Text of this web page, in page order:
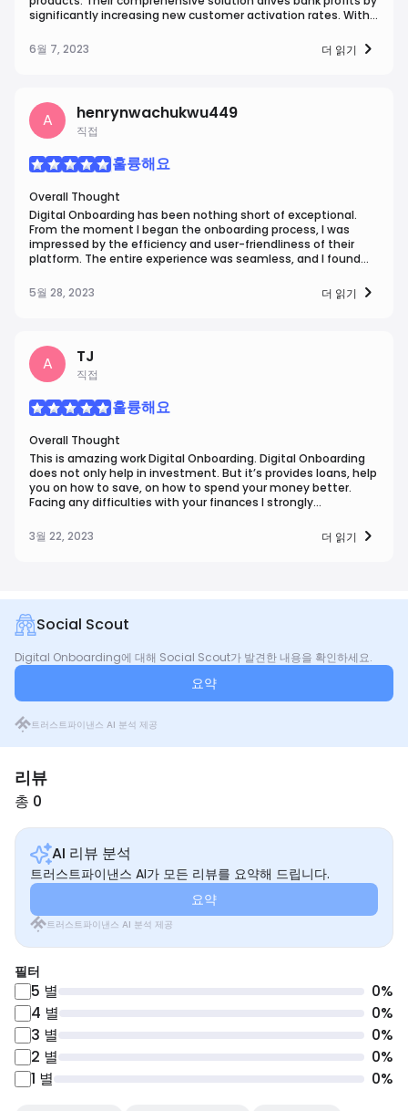
significantly increasing new customer activation rates. With
profitable relationships, Digital Onboarding makes it
effortless for customers and members to adopt essential
6월 7, 2023 더 읽기
A henrynwachukwu449
직접
훌륭해요
Overall Thought
Digital Onboarding has been nothing short of exceptional.
From the moment I began the onboarding process, I was
impressed by the efficiency and user-friendliness of their
platform. The entire experience was seamless, and I found
get started. The company's dedication to providing a
smooth onboarding experience truly stood out, making me
5월 28, 2023 더 읽기
A TJ
직접
훌륭해요
Overall Thought
This is amazing work Digital Onboarding. Digital Onboarding
does not only help in investment. But it’s provides loans, help
you on how to save, on how to spend your money better.
Facing any difficulties with your finances I strongly
is accessible and they are highly qualified cost and effective.
3월 22, 2023 더 읽기
Social Scout
Digital Onboarding에 대해 Social Scout가 발견한 내용을 확인하세요.
요약
트러스트파이낸스 AI 분석 제공
리뷰
총 0
AI 리뷰 분석
트러스트파이낸스 AI가 모든 리뷰를 요약해 드립니다.
요약
트러스트파이낸스 AI 분석 제공
필터
5 별 0%
4 별 0%
3 별 0%
2 별 0%
1 별 0%